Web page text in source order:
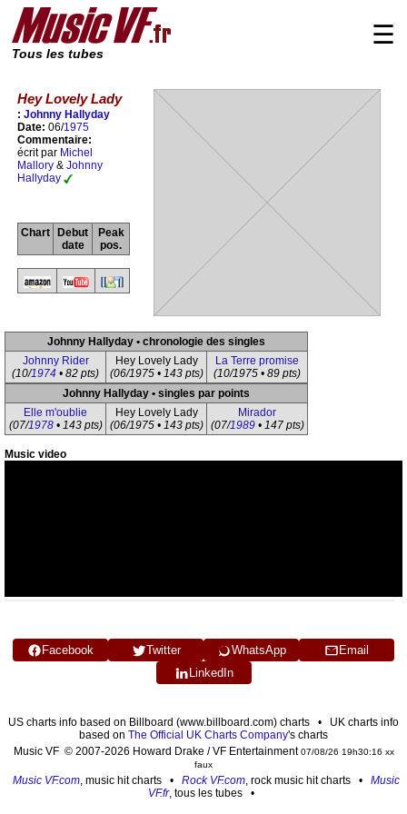
Tous les tubes
☰
Hey Lovely Lady
: Johnny Hallyday
Date: 06/1975
Commentaire:
écrit par Michel
Mallory & Johnny
Hallyday
Chart
Debut
date
Peak
pos.
Johnny Hallyday • chronologie des singles
Johnny Rider
(10/1974 • 82 pts)
Hey Lovely Lady
(06/1975 • 143 pts)
La Terre promise
(10/1975 • 89 pts)
Johnny Hallyday • singles par points
Elle m'oublie
(07/1978• 143 pts)
Hey Lovely Lady
(06/1975 • 143 pts)
Mirador
(07/1989• 147 pts)
Music video
Facebook Twitter WhatsApp
Email
LinkedIn
US charts info based on Billboard (www.billboard.com) charts • UK charts info
based on The Official UK Charts Company's charts
Music VF © 2007-2026 Howard Drake / VF Entertainment07/08/26 19h30:16 xx
faux
Music VF.com, music hit charts • Rock VF.com, rock music hit charts • Music
VF.fr, tous les tubes •